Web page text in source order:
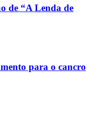
de “A Lenda de
para o cancro